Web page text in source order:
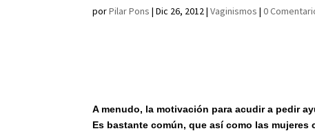
porPilar Pons |Dic 26, 2012|Vaginismos |0
A menudo, la motivación para acudir a pedir
Es bastante común, que así como las